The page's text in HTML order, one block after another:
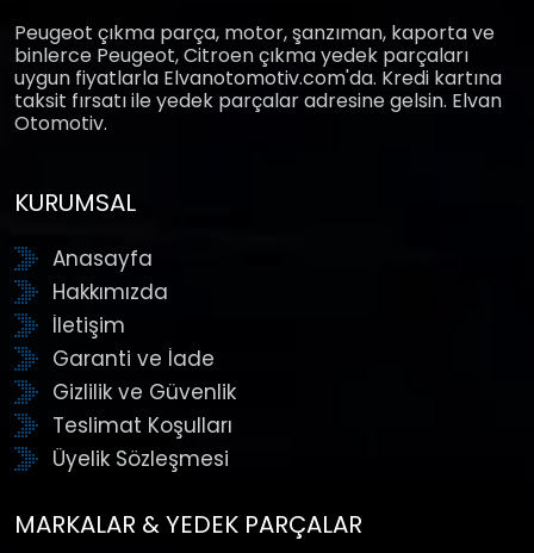
Peugeot çıkma parça, motor, şanzıman, kaporta ve
binlerce Peugeot, Citroen çıkma yedek parçaları
uygun fiyatlarla Elvanotomotiv.com'da. Kredi kartına
taksit fırsatı ile yedek parçalar adresine gelsin. Elvan
Otomotiv.
KURUMSAL
Anasayfa
Hakkımızda
İletişim
Garanti ve İade
Gizlilik ve Güvenlik
Teslimat Koşulları
Üyelik Sözleşmesi
MARKALAR & YEDEK PARÇALAR